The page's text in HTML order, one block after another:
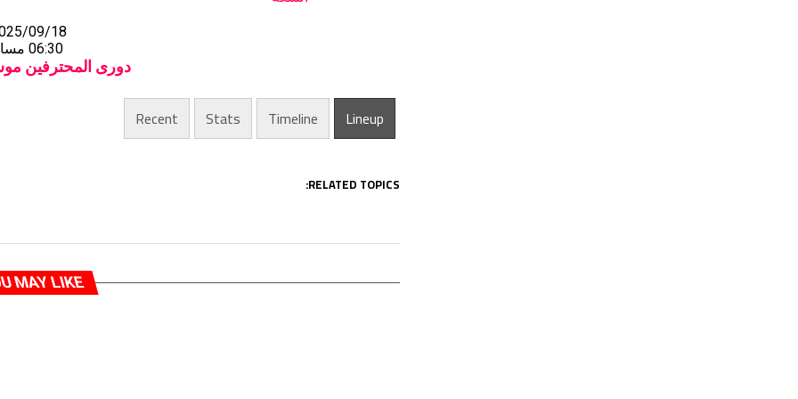
09/18
06:30 مساءً
دورى المحترفين موسم
Lineup
Timeline
Stats
Recent
RELATED TOPICS:
MAY LIKE